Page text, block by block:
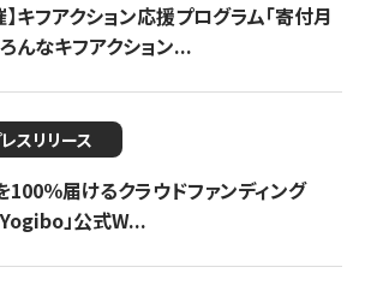
キフアクション応援プログラム「寄付月
んなキフアクション...
スリリース
％届けるクラウドファンディング
」公式W...